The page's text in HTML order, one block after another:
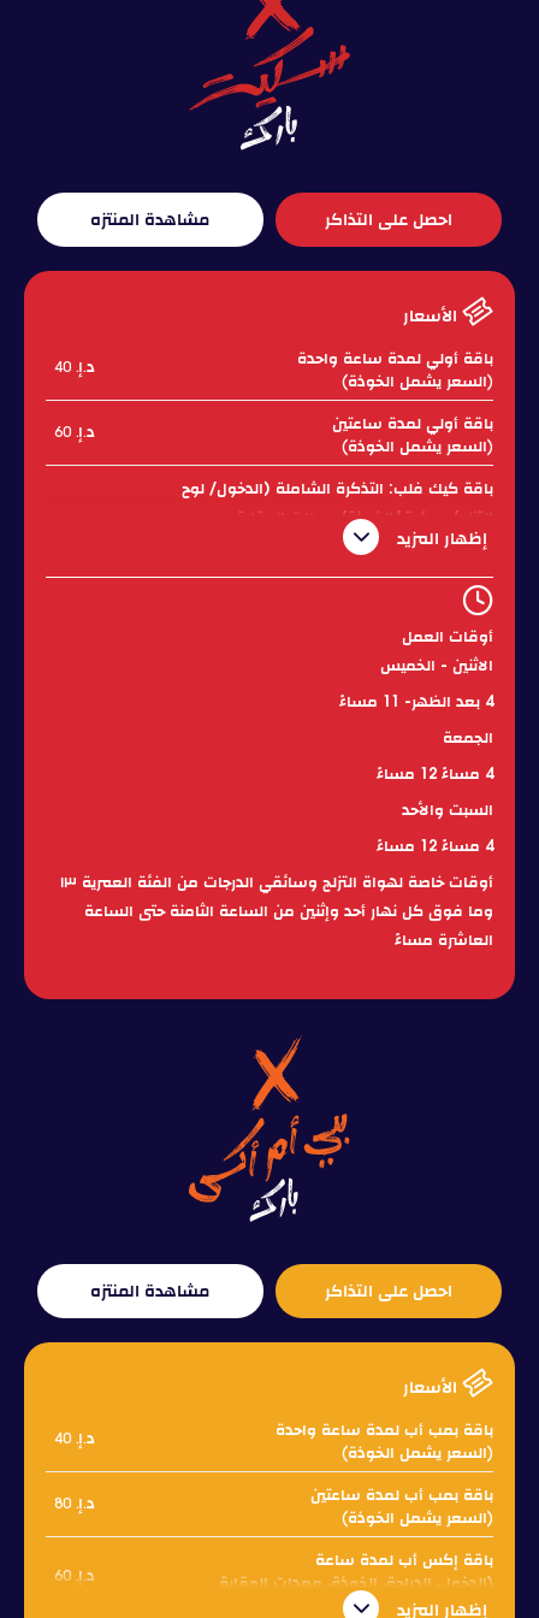
احصل على التذاكر مشاهدة المنتزه
الأسعار
باقة أولي لمدة ساعة واحدة
(السعر يشمل الخوذة)
د.إ. 40
باقة أولي لمدة ساعتين
(السعر يشمل الخوذة)
د.إ. 60
باقة كيك فلب: التذكرة الشاملة (الدخول/ لوح
التزلج/ سكوتر/الخوذة/معدات الوقاية
الشخصية)
باقة كيك فلب: التذكرة الشاملة (الدخول/ لوح
التزلج/ سكوتر/الخوذة/معدات الوقاية
الشخصية)
لمدة ساعتين
الزوار يسمح بدخول شخص واحد بالغ مع
الأطفال دون سن 8 سنوات مجاناً
وفقًا لذلك)
إظهار المزيد
أوقات العمل
الاثنين - الخميس
4 بعد الظهر- 11 مساءً
الجمعة
4 مساءً 12 مساءً
السبت والأحد
4 مساءً 12 مساءً
أوقات خاصة لهواة التزلج وسائقي الدرجات من الفئة العمرية ١٣
وما فوق كل نهار أحد وإثنين من الساعة الثامنة حتى الساعة
العاشرة مساءً
احصل على التذاكر مشاهدة المنتزه
الأسعار
باقة بمب أب لمدة ساعة واحدة
(السعر يشمل الخوذة)
د.إ. 40
باقة بمب أب لمدة ساعتين
(السعر يشمل الخوذة)
د.إ. 80
باقة إكس أب لمدة ساعة
(الدخول، الدراجة، الخوذة، معدات الوقاية
الشخصية)
د.إ. 60
إظهار المزيد